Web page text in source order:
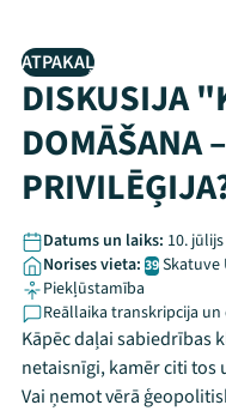
ATPAKAĻ
DISKUSIJA
DOMĀŠANA
Datums un laiks: 10.
Norises vieta: 39Skatuve
Piekļūstamība
Reāllaika transkripcija
Kāpēc daļai sabiedrības
netaisnīgi, kamēr citi tos
Vai ņemot vērā